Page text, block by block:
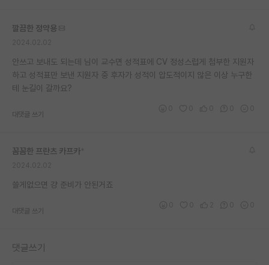
깔끔한 정약용
안쓰고 보내도 되는데 님이 교수면 성적표에 CV 정성스럽게 첨부한 지원자
하고 성적표만 보낸 지원자 중 후자가 성적이 압도적이지 않은 이상 누구한
테 눈길이 갈까요?
대댓글 쓰기
꼼꼼한 프란츠 카프카
쓸게없으면 걍 준비가 안된거죠
대댓글 쓰기
댓글쓰기